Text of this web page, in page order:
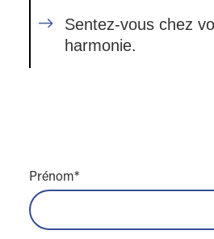
Sentez-vous chez
harmonie.
Prénom*